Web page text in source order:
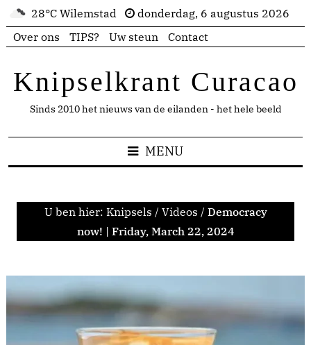
28°C Wilemstad
donderdag, 6 augustus 2026
Over ons
TIPS? Uw steun Contact
Knipselkrant Curacao
Sinds 2010 het nieuws van de eilanden - het hele beeld
MENU
U ben hier: Knipsels / Videos / Democracy
now! | Friday, March 22, 2024